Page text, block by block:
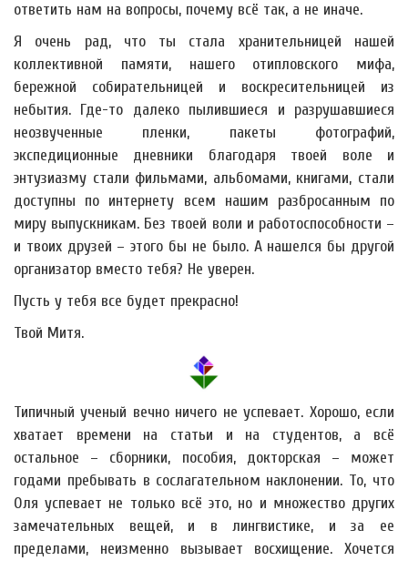
ответить нам на вопросы, почему всё так, а не иначе.
Я очень рад, что ты стала хранительницей нашей
коллективной памяти, нашего отипловского мифа,
бережной собирательницей и воскресительницей из
небытия. Где-то далеко пылившиеся и разрушавшиеся
неозвученные пленки, пакеты фотографий,
экспедиционные дневники благодаря твоей воле и
энтузиазму стали фильмами, альбомами, книгами, стали
доступны по интернету всем нашим разбросанным по
миру выпускникам. Без твоей воли и работоспособности –
и твоих друзей – этого бы не было. А нашелся бы другой
организатор вместо тебя? Не уверен.
Пусть у тебя все будет прекрасно!
Твой Митя.
Типичный ученый вечно ничего не успевает. Хорошо, если
хватает времени на статьи и на студентов, а всё
остальное – сборники, пособия, докторская – может
годами пребывать в сослагательном наклонении. То, что
Оля успевает не только всё это, но и множество других
замечательных вещей, и в лингвистике, и за ее
пределами, неизменно вызывает восхищение. Хочется